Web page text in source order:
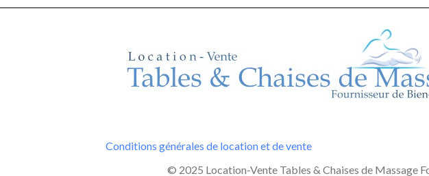
Conditions générales de location et de vente
© 2025 Location-Vente Tables & Chaises de Massage